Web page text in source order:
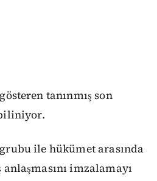
tanınmış son
ile hükümet arasında
anlaşmasını imzalamayı